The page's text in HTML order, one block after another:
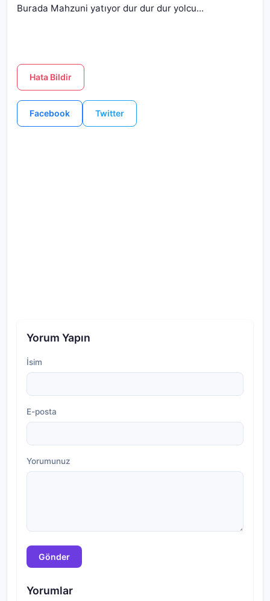
Burada Mahzuni yatıyor dur dur dur yolcu...
Hata Bildir
Facebook Twitter
Yorum Yapın
İsim
E-posta
Yorumunuz
Gönder
Yorumlar